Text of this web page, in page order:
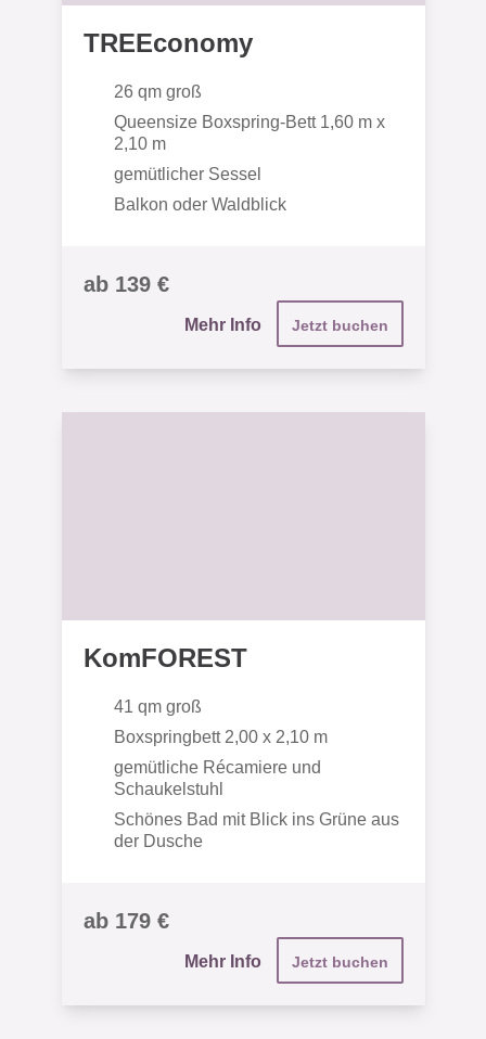
TREEconomy
26 qm groß
Queensize Boxspring-Bett 1,60 m x
2,10 m
gemütlicher Sessel
Balkon oder Waldblick
ab 139 €
Mehr Info Jetzt buchen
KomFOREST
41 qm groß
Boxspringbett 2,00 x 2,10 m
gemütliche Récamiere und
Schaukelstuhl
Schönes Bad mit Blick ins Grüne aus
der Dusche
ab 179 €
Mehr Info Jetzt buchen